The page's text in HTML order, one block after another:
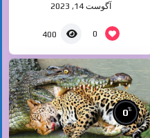
آگوست 14, 2023
0
400
0%